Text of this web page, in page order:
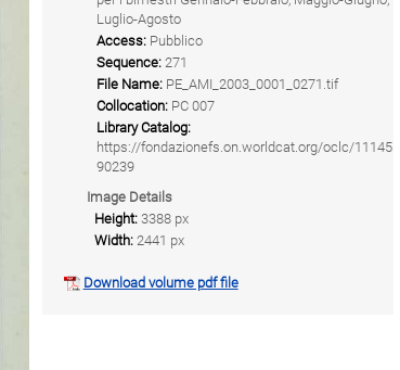
Luglio-Agosto
Access: Pubblico
Sequence: 271
File Name: PE_AMI_2003_0001_0271.tif
Collocation: PC 007
Library Catalog:
https://fondazionefs.on.worldcat.org/oclc/11145
90239
Image Details
Height: 3388 px
Width: 2441 px
Download volume pdf file